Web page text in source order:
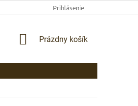
AKO NAKUPOVAŤ PLATBA
Prihlásenie
NÁKUPNÝ
Prázdny košík